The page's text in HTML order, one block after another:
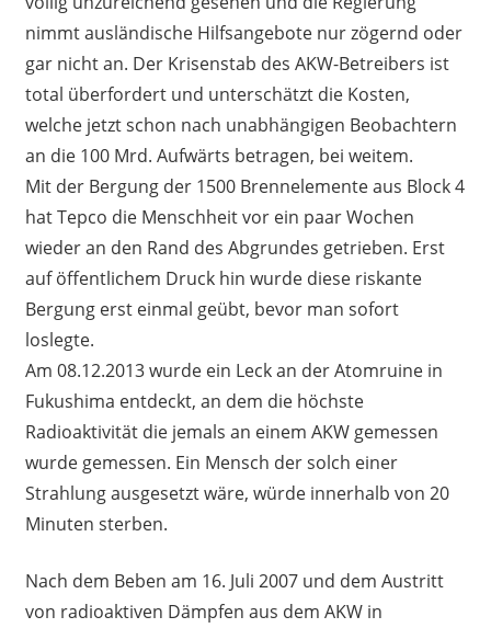
nimmt ausländische Hilfsangebote nur zögernd oder
gar nicht an. Der Krisenstab des AKW-Betreibers ist
total überfordert und unterschätzt die Kosten,
welche jetzt schon nach unabhängigen Beobachtern
an die 100 Mrd. Aufwärts betragen, bei weitem.
Mit der Bergung der 1500 Brennelemente aus Block 4
hat Tepco die Menschheit vor ein paar Wochen
wieder an den Rand des Abgrundes getrieben. Erst
auf öffentlichem Druck hin wurde diese riskante
Bergung erst einmal geübt, bevor man sofort
loslegte.
Am 08.12.2013 wurde ein Leck an der Atomruine in
Fukushima entdeckt, an dem die höchste
Radioaktivität die jemals an einem AKW gemessen
wurde gemessen. Ein Mensch der solch einer
Strahlung ausgesetzt wäre, würde innerhalb von 20
Minuten sterben.
Nach dem Beben am 16. Juli 2007 und dem Austritt
von radioaktiven Dämpfen aus dem AKW in